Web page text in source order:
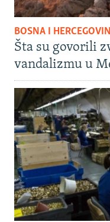
BOSNA I
Šta su govorili
vandalizmu u